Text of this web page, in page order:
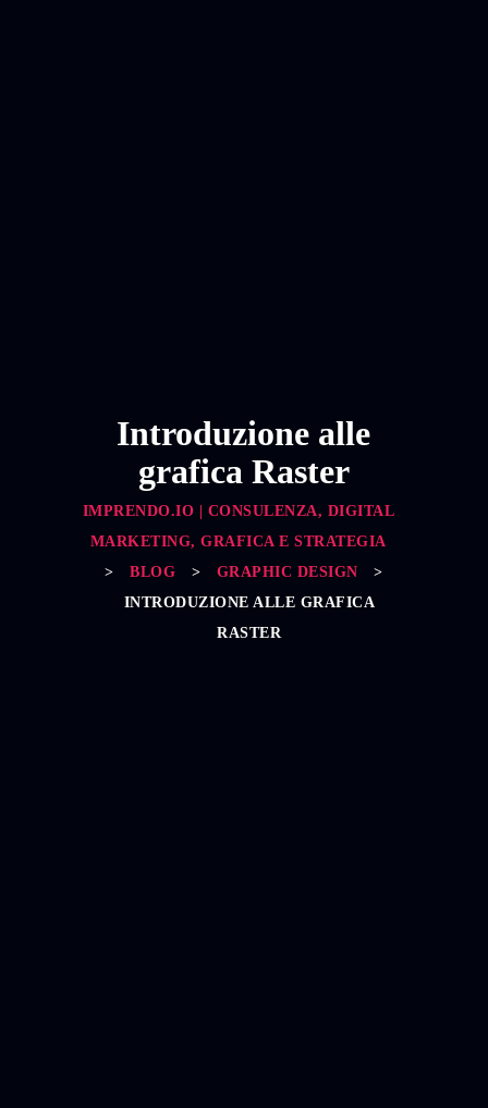
Introduzione alle
grafica Raster
IMPRENDO.IO | CONSULENZA, DIGITAL
MARKETING, GRAFICA E STRATEGIA
>
BLOG > GRAPHIC DESIGN
>
INTRODUZIONE ALLE GRAFICA
RASTER